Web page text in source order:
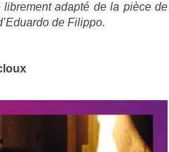
adapté de la pièce de
de Filippo.